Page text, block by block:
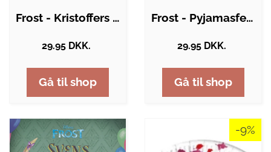
Frost - Kristoffers fødselsdag
29.95 DKK.
Gå til shop
Frost - Pyjamasfest på slottet
29.95 DKK.
Gå til shop
-9%